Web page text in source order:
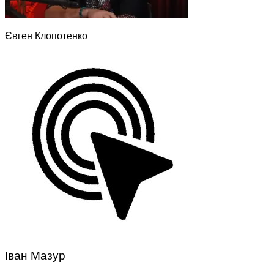
Євген Клопотенко
Іван Мазур